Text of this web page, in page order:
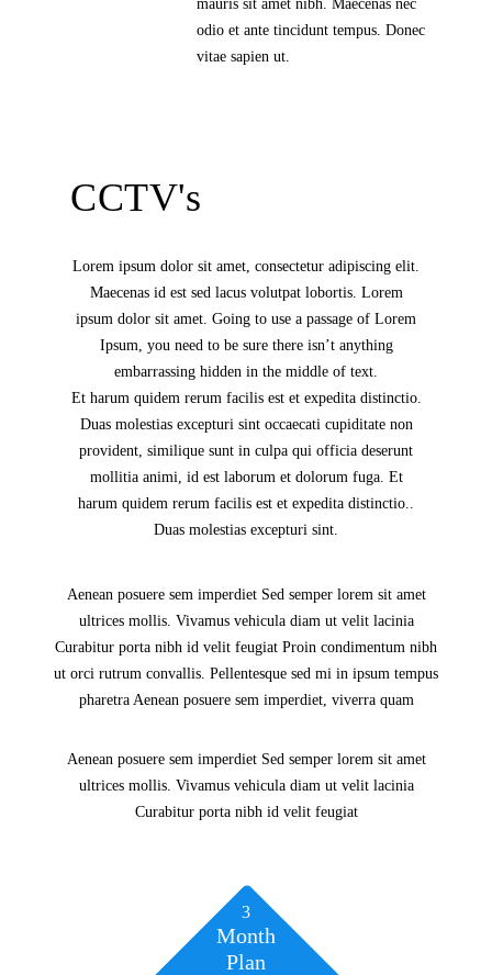
mauris sit amet nibh. Maecenas nec
odio et ante tincidunt tempus. Donec
vitae sapien ut.
CCTV's
Lorem ipsum dolor sit amet, consectetur adipiscing elit.
Maecenas id est sed lacus volutpat lobortis. Lorem
ipsum dolor sit amet. Going to use a passage of Lorem
Ipsum, you need to be sure there isn’t anything
embarrassing hidden in the middle of text.
Et harum quidem rerum facilis est et expedita distinctio.
Duas molestias excepturi sint occaecati cupiditate non
provident, similique sunt in culpa qui officia deserunt
mollitia animi, id est laborum et dolorum fuga. Et
harum quidem rerum facilis est et expedita distinctio..
Duas molestias excepturi sint.
Aenean posuere sem imperdiet Sed semper lorem sit amet
ultrices mollis. Vivamus vehicula diam ut velit lacinia
Curabitur porta nibh id velit feugiat Proin condimentum nibh
ut orci rutrum convallis. Pellentesque sed mi in ipsum tempus
pharetra Aenean posuere sem imperdiet, viverra quam
Aenean posuere sem imperdiet Sed semper lorem sit amet
ultrices mollis. Vivamus vehicula diam ut velit lacinia
Curabitur porta nibh id velit feugiat
3
Month
Plan